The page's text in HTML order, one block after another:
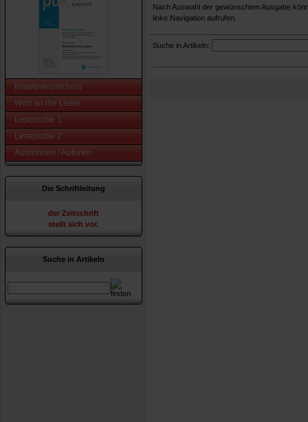
Inhaltsverzeichnis
Wort an die Leser
Leseprobe 1
Leseprobe 2
Autorinnen / Autoren
Die Schriftleitung
der Zeitschrift
stellt sich vor.
Suche in Artikeln
Nach Auswahl der gewünschten Ausgabe
linke Navigation aufrufen.
Suche in Artikeln: